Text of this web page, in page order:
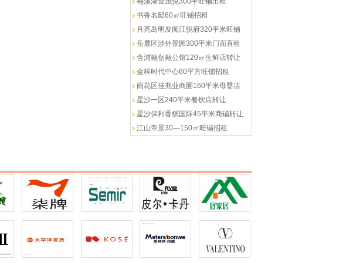
书香名邸60㎡旺铺招租
月亮岛明发阅江悦府320平米旺铺
岳麓区涉外景园300平米门面直租
含浦融创融公馆120㎡生鲜店转让
金科时代中心60平方旺铺招租
雨花区佳兆业商圈160平米母婴店
星沙一区240平米餐饮店转让
星沙保利香槟国际45平米商铺转让
江山帝景30—150㎡旺铺招租